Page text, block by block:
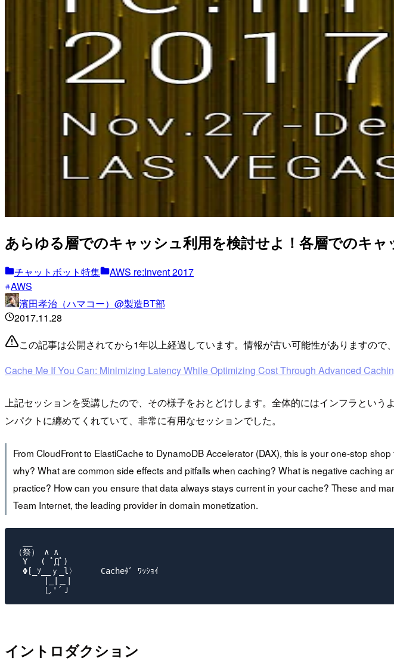
あらゆる層でのキャッシュ利用を検討せよ！各層でのキ
チャットボット特集
AWS re:Invent 2017
AWS
濱田孝治（ハマコー）@製造BT部
2017.11.28
この記事は公開されてから1年以上経過しています。情報が古い可能性がありますので
Cache Me If You Can: Minimizing Latency While Optimizing Cost Through Advanced
上記セッションを受講したので、その様子をおとどけします。全体的にはインフラとい
ンパクトに纏めてくれていて、非常に有用なセッションでした。
From CloudFront to ElastiCache to DynamoDB Accelerator (DAX), this is your one-stop
why? What are common side effects and pitfalls when caching? What is negative caching
practice? How can you ensure that data always stays current in your cache? These and
Team Internet, the leading provider in domain monetization.
（祭） ∧ ∧
Y　 ( ﾟДﾟ)
Φ[_ｿ__ｙ_l〉     Cacheﾀﾞ ﾜｯｼｮｲ
イントロダクション